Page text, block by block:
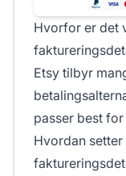
Hvorfor er det
Etsy tilbyr
passer best
Hvordan